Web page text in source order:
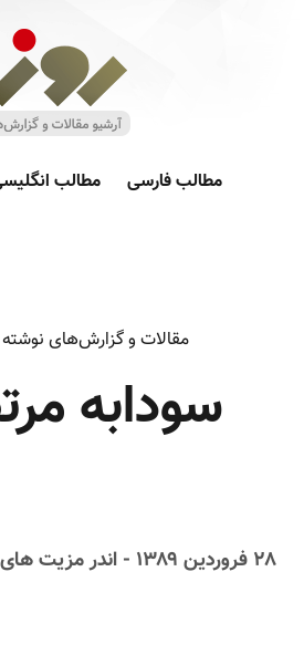
مطالب فارسی مطالب
مقالات و گزارش‌های
سودابه
۲۸ فروردین ۱۳۸۹ - اندر مزیت های صیغه